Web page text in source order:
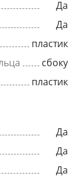
Да
Да
пластик
сбоку
пластик
Да
Да
Да